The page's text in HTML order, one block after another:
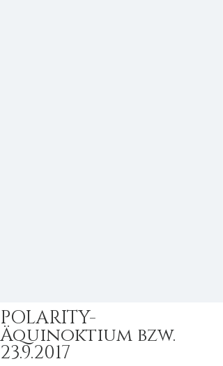
POLARITY-
Äquinoktium bzw.
23.9.2017